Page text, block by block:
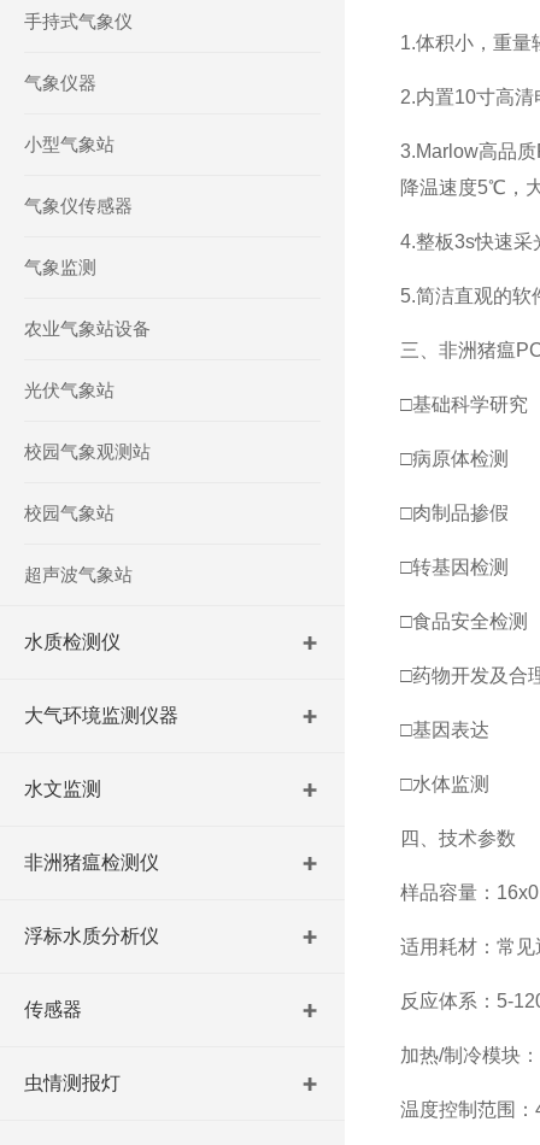
手持式气象仪
气象仪器
小型气象站
气象仪传感器
气象监测
农业气象站设备
光伏气象站
校园气象观测站
校园气象站
超声波气象站
水质检测仪
大气环境监测仪器
水文监测
非洲猪瘟检测仪
浮标水质分析仪
传感器
虫情测报灯
1.体积小，重量
2.内置10寸高
3.Marlow高品
降温速度5℃，
4.整板3s快速采
5.简洁直观的软
三、非洲猪瘟
□基础科学研究
□病原体检测
□肉制品掺假
□转基因检测
□食品安全检测
□药物开发及合
□基因表达
□水体监测
四、技术参数
样品容量：
适用耗材：常
反应体系：5-
加热/制冷模块
温度控制范围